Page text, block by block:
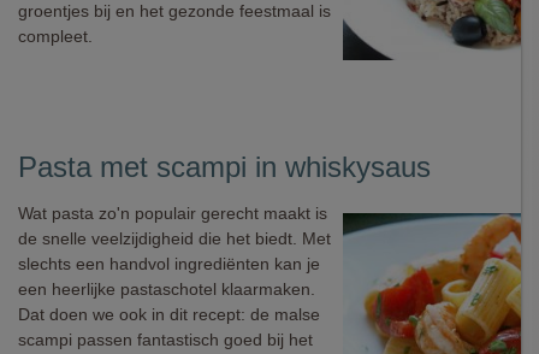
groentjes bij en het gezonde feestmaal is
compleet.
Pasta met scampi in whiskysaus
Wat pasta zo'n populair gerecht maakt is
de snelle veelzijdigheid die het biedt. Met
slechts een handvol ingrediënten kan je
een heerlijke pastaschotel klaarmaken.
Dat doen we ook in dit recept: de malse
scampi passen fantastisch goed bij het